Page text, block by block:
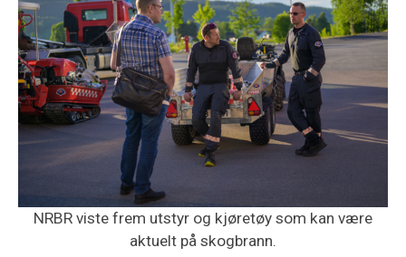
NRBR viste frem utstyr og kjøretøy som kan være
aktuelt på skogbrann.